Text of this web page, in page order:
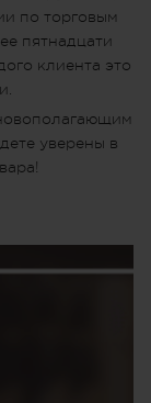
по торговым
пятнадцати
клиента это
уверены в